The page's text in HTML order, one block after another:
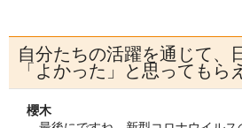
自分たちの活躍を通じて、
「よかった」と思ってもら
櫻木